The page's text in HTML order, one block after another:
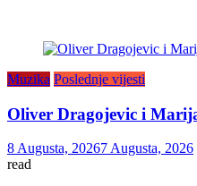
Muzika Poslednje vijesti
Oliver Dragojevic i
8 Augusta, 20267 Augusta, 2026
read